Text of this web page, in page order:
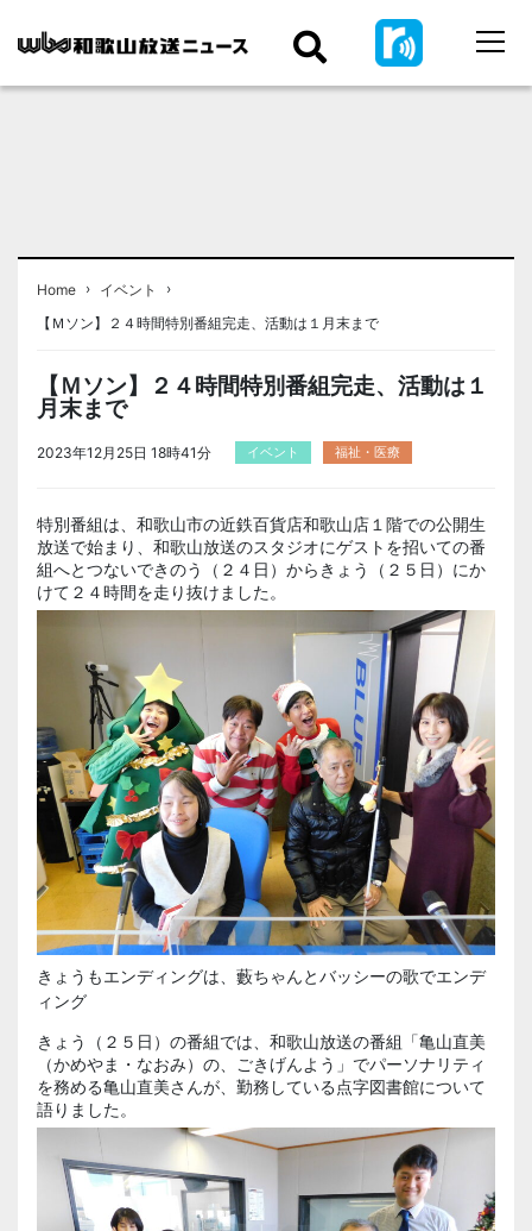
Home › イベント
›
【Ｍソン】２４時間特別番組完走、活動は１月末まで
【Ｍソン】２４時間特別番組完走、活動は１
月末まで
2023年12月25日 18時41分 イベント 福祉・医療
特別番組は、和歌山市の近鉄百貨店和歌山店１階での公開生
放送で始まり、和歌山放送のスタジオにゲストを招いての番
組へとつないできのう（２４日）からきょう（２５日）にか
けて２４時間を走り抜けました。
きょうもエンディングは、藪ちゃんとバッシーの歌でエンデ
ィング
きょう（２５日）の番組では、和歌山放送の番組「亀山直美
（かめやま・なおみ）の、ごきげんよう」でパーソナリティ
を務める亀山直美さんが、勤務している点字図書館について
語りました。